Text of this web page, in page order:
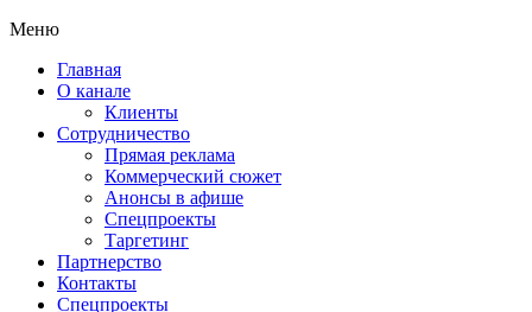
Меню
Главная
О канале
Клиенты
Сотрудничество
Прямая реклама
Коммерческий сюжет
Анонсы в афише
Cпецпроекты
Таргетинг
Партнерство
Контакты
Спецпроекты